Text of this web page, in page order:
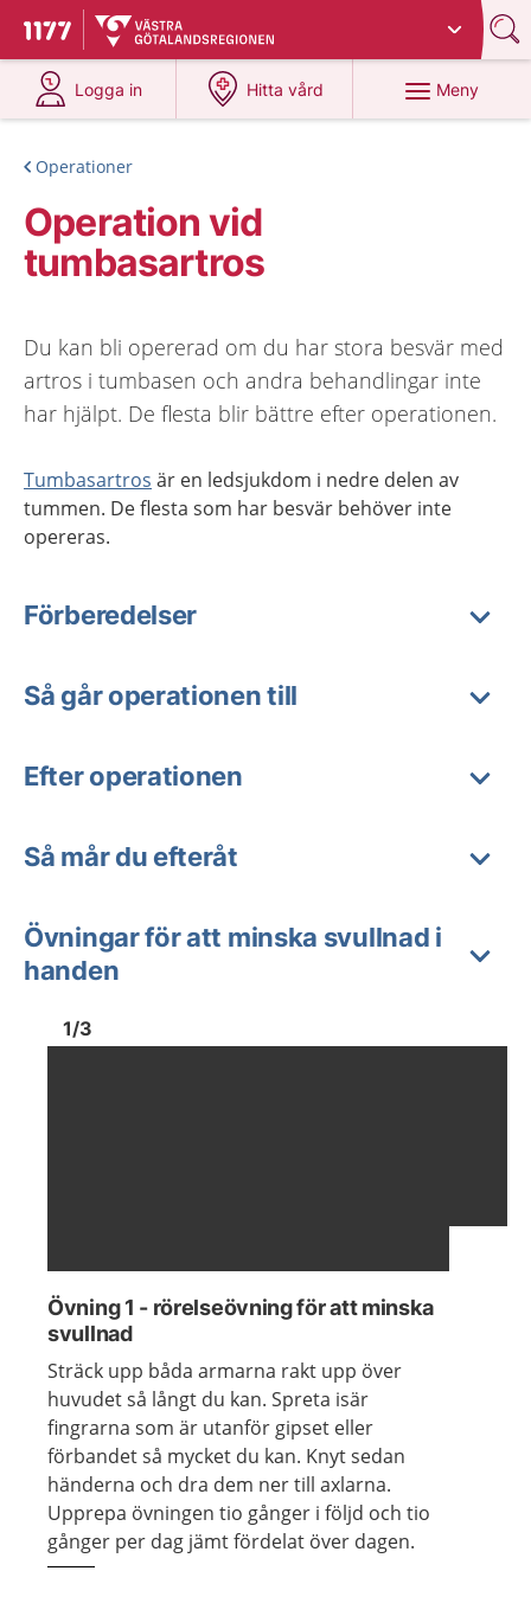
Till startsidan för 1177
Du har valt region
Logga in
på 1177.se
Hitta vård
på 1177.se
Meny
Operationer
Operation vid
tumbasartros
Du kan bli opererad om du har stora besvär med
artros i tumbasen och andra behandlingar inte
har hjälpt. De flesta blir bättre efter operationen.
Tumbasartros är en ledsjukdom i nedre delen av
tummen. De flesta som har besvär behöver inte
opereras.
Förberedelser
Så går operationen till
Efter operationen
Så mår du efteråt
Övningar för att minska svullnad i
handen
Bild 1
Övning 1 - rörelseövning för att minska
svullnad
Sträck upp båda armarna rakt upp över
huvudet så långt du kan. Spreta isär
fingrarna som är utanför gipset eller
förbandet så mycket du kan. Knyt sedan
händerna och dra dem ner till axlarna.
Upprepa övningen tio gånger i följd och tio
gånger per dag jämt fördelat över dagen.
1/3